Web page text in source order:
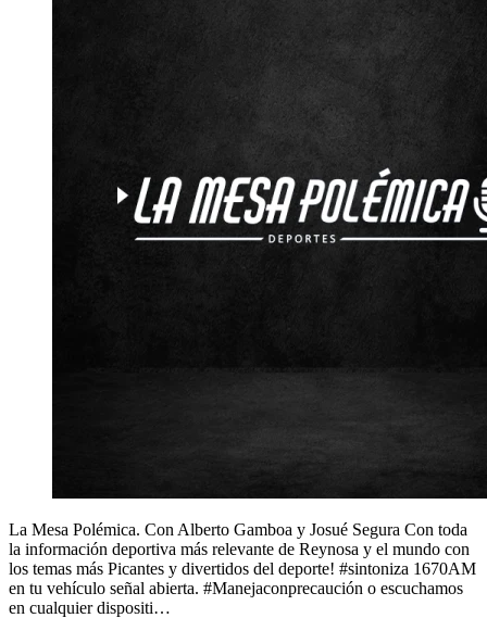
La Mesa Polémica. Con Alberto Gamboa y Josué Segura Con toda
la información deportiva más relevante de Reynosa y el mundo con
los temas más Picantes y divertidos del deporte! #sintoniza 1670AM
en tu vehículo señal abierta. #Manejaconprecaución o escuchamos
en cualquier dispositi…